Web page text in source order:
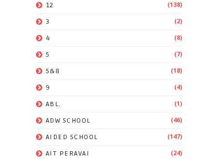
12 (138)
3 (2)
4 (8)
5 (7)
5&8 (18)
9 (4)
ABL. (1)
ADW SCHOOL (46)
AIDED SCHOOL (147)
AIT PERAVAI (24)